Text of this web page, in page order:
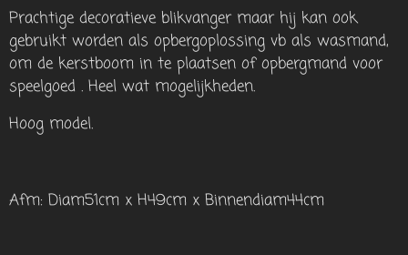
Prachtige decoratieve blikvanger maar hij kan ook
gebruikt worden als opbergoplossing vb als wasmand,
om de kerstboom in te plaatsen of opbergmand voor
speelgoed . Heel wat mogelijkheden.
Hoog model.
Afm: Diam51cm x H49cm x Binnendiam44cm